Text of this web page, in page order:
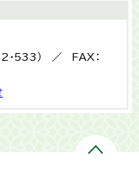
・533） ／ FAX：